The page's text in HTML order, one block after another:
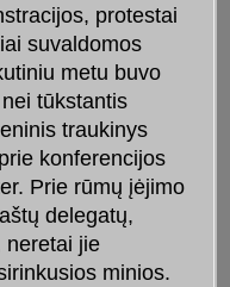
protestai
suvaldomos
metu buvo
tūkstantis
traukinys
konferencijos
Prie rūmų įėjimo
delegatų,
neretai jie
minios.